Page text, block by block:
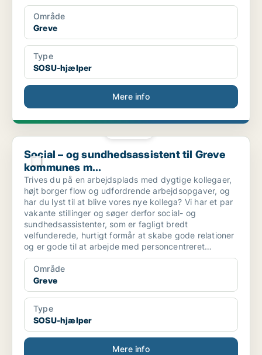
Område
Greve
Type
SOSU-hjælper
Mere info
Social – og sundhedsassistent til Greve kommunes m...
Social – og sundhedsassistent til Greve
kommunes m...
Trives du på en arbejdsplads med dygtige kollegaer,
højt borger flow og udfordrende arbejdsopgaver, og
har du lyst til at blive vores nye kollega? Vi har et par
vakante stillinger og søger derfor social- og
sundhedsassistenter, som er fagligt bredt
velfunderede, hurtigt formår at skabe gode relationer
og er gode til at arbejde med personcentreret
omsorg.
Område
Greve
Type
SOSU-hjælper
Mere info